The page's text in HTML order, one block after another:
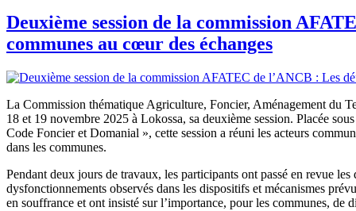
Deuxième session de la commission
communes au cœur des échanges
La Commission thématique Agriculture, Foncier, Aménagement du
18 et 19 novembre 2025 à Lokossa, sa deuxième session. Placée
Code Foncier et Domanial », cette session a réuni les acteurs
dans les communes.
Pendant deux jours de travaux, les participants ont passé en revue
dysfonctionnements observés dans les dispositifs et mécanismes
en souffrance et ont insisté sur l’importance, pour les communes, de